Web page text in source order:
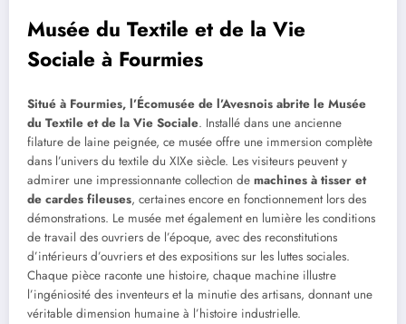
Musée du Textile et de la Vie
Sociale à Fourmies
Situé à Fourmies, l’Écomusée de l’Avesnois abrite le Musée
du Textile et de la Vie Sociale. Installé dans une ancienne
filature de laine peignée, ce musée offre une immersion complète
dans l’univers du textile du XIXe siècle. Les visiteurs peuvent y
admirer une impressionnante collection de machines à tisser et
de cardes fileuses, certaines encore en fonctionnement lors des
démonstrations. Le musée met également en lumière les conditions
de travail des ouvriers de l’époque, avec des reconstitutions
d’intérieurs d’ouvriers et des expositions sur les luttes sociales.
Chaque pièce raconte une histoire, chaque machine illustre
l’ingéniosité des inventeurs et la minutie des artisans, donnant une
véritable dimension humaine à l’histoire industrielle.